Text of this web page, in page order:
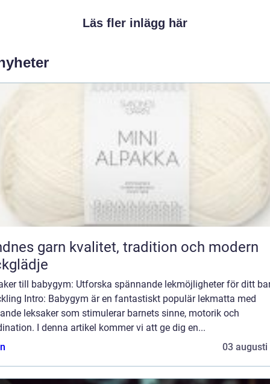
Läs fler inlägg här
kvalitet, tradition och modern
till babygym: Utforska spännande lekmöjligheter för ditt
Intro: Babygym är en fantastiskt populär lekmatta med
leksaker som stimulerar barnets sinne, motorik och
I denna artikel kommer vi att ge dig en...
03 augusti